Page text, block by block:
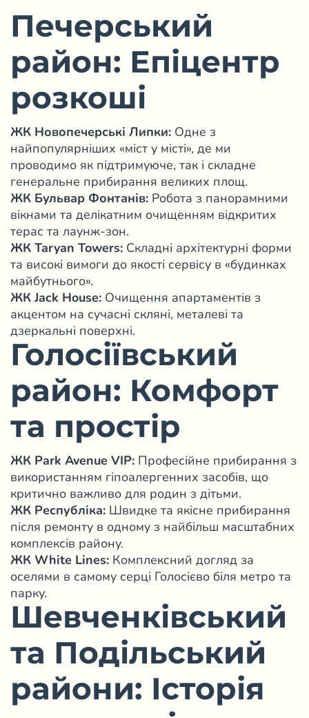
Печерський
район: Епіцентр
розкоші
ЖК Новопечерські Липки: Одне з
найпопулярніших «міст у місті», де ми
проводимо як підтримуюче, так і складне
генеральне прибирання великих площ.
ЖК Бульвар Фонтанів: Робота з панорамними
вікнами та делікатним очищенням відкритих
терас та лаунж-зон.
ЖК Taryan Towers: Складні архітектурні форми
та високі вимоги до якості сервісу в «будинках
майбутнього».
ЖК Jack House: Очищення апартаментів з
акцентом на сучасні скляні, металеві та
дзеркальні поверхні.
Голосіївський
район: Комфорт
та простір
ЖК Park Avenue VIP: Професійне прибирання з
використанням гіпоалергенних засобів, що
критично важливо для родин з дітьми.
ЖК Республіка: Швидке та якісне прибирання
після ремонту в одному з найбільш масштабних
комплексів району.
ЖК White Lines: Комплексний догляд за
оселями в самому серці Голосієво біля метро та
парку.
Шевченківський
та Подільський
райони: Історія